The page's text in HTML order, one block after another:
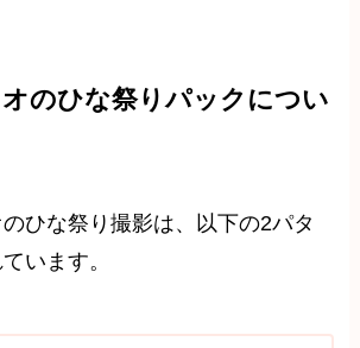
のひな祭りパックについ
ひな祭り撮影は、以下の2パタ
います。